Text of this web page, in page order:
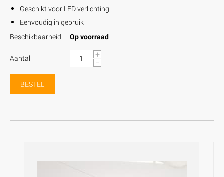
Geschikt voor LED verlichting
Eenvoudig in gebruik
Beschikbaarheid:
Op voorraad
Aantal:
+
−
BESTEL